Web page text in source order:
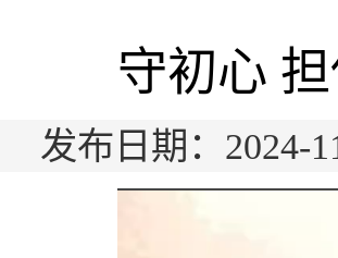
守初心
发布日期：